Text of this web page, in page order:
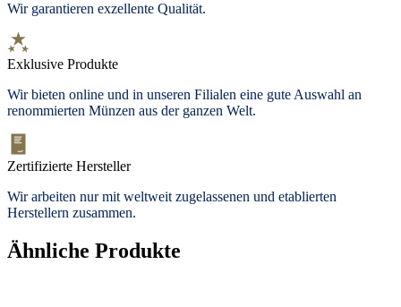
Wir garantieren exzellente Qualität.
Exklusive Produkte
Wir bieten online und in unseren Filialen eine gute Auswahl an
renommierten Münzen aus der ganzen Welt.
Zertifizierte Hersteller
Wir arbeiten nur mit weltweit zugelassenen und etablierten
Herstellern zusammen.
Ähnliche Produkte